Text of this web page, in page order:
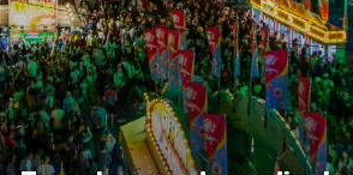
Toronto para despedir el